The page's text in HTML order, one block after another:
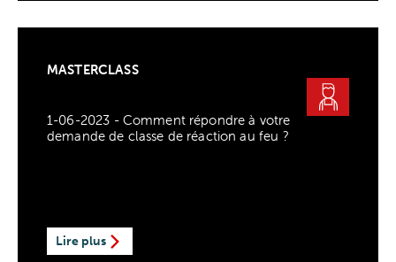
MASTERCLASS
1-06-2023 - Comment répondre à votre
demande de classe de réaction au feu ?
Lire plus